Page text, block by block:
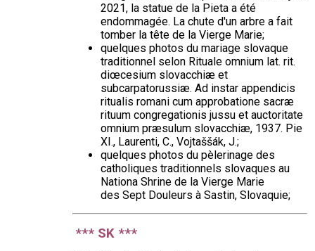
2021, la statue de la Pieta a été
endommagée. La chute d'un arbre a fait
tomber la tête de la Vierge Marie;
quelques photos du mariage slovaque
traditionnel selon Rituale omnium lat. rit.
diœcesium slovacchiæ et
subcarpatorussiæ. Ad instar appendicis
ritualis romani cum approbatione sacræ
rituum congregationis jussu et auctoritate
omnium præsulum slovacchiæ, 1937. Pie
XI., Laurenti, C., Vojtaššák, J.;
quelques photos du pèlerinage des
catholiques traditionnels slovaques au
Nationa Shrine de la Vierge Marie
des Sept Douleurs à Sastin, Slovaquie;
*** SK ***